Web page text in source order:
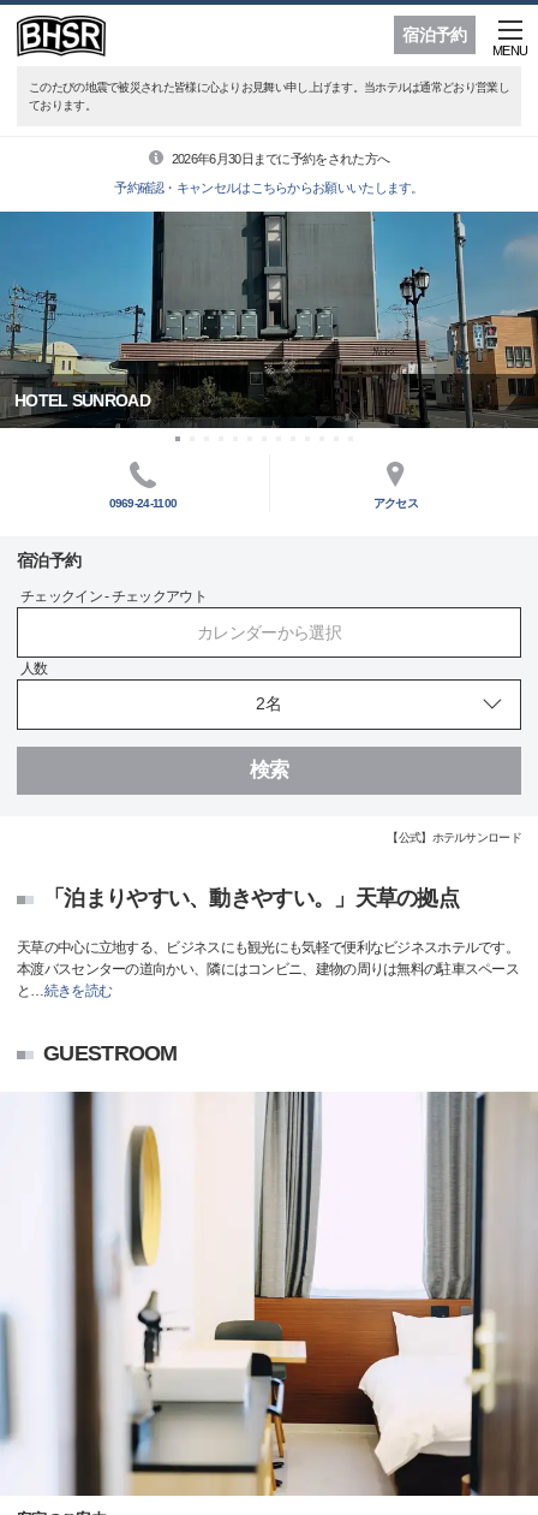
宿泊予約
MENU
このたびの地震で被災された皆様に心よりお見舞い申し上げます。当ホテルは通常どおり営業し
ております。
2026年6月30日までに予約をされた方へ
予約確認・キャンセルはこちらからお願いいたします。
HOTEL SUNROAD
0969-24-1100 アクセス
宿泊予約
チェックイン - チェックアウト
カレンダーから選択
人数
検索
【公式】ホテルサンロード
「泊まりやすい、動きやすい。」天草の拠点
天草の中心に立地する、ビジネスにも観光にも気軽で便利なビジネスホテルです。
本渡バスセンターの道向かい、隣にはコンビニ、建物の周りは無料の駐車スペース
と …続きを読む
GUESTROOM